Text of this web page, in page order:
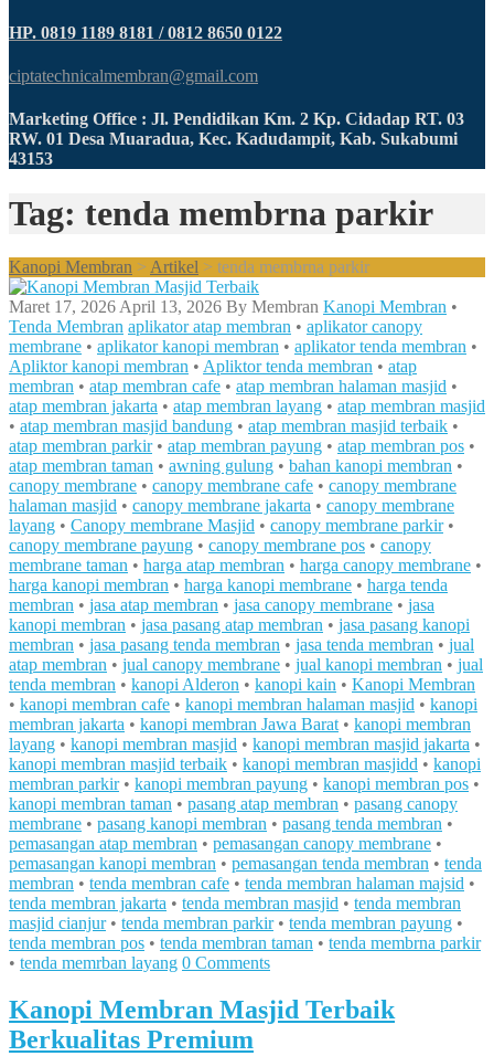
HP. 0819 1189 8181 / 0812 8650 0122
ciptatechnicalmembran@gmail.com
Marketing Office : Jl. Pendidikan Km. 2 Kp. Cidadap RT. 03
RW. 01 Desa Muaradua, Kec. Kadudampit, Kab. Sukabumi
43153
Tag: tenda membrna parkir
Kanopi Membran > Artikel > tenda membrna parkir
Maret 17, 2026 April 13, 2026 By Membran Kanopi Membran •
Tenda Membran aplikator atap membran • aplikator canopy
membrane • aplikator kanopi membran • aplikator tenda membran •
Apliktor kanopi membran • Apliktor tenda membran • atap
membran • atap membran cafe • atap membran halaman masjid •
atap membran jakarta • atap membran layang • atap membran masjid
• atap membran masjid bandung • atap membran masjid terbaik •
atap membran parkir• atap membran payung • atap membran pos •
atap membran taman • awning gulung • bahan kanopi membran •
canopy membrane • canopy membrane cafe • canopy membrane
halaman masjid • canopy membrane jakarta • canopy membrane
layang • Canopy membrane Masjid • canopy membrane parkir•
canopy membrane payung • canopy membrane pos • canopy
membrane taman • harga atap membran • harga canopy membrane •
harga kanopi membran • harga kanopi membrane • harga tenda
membran • jasa atap membran • jasa canopy membrane • jasa
kanopi membran • jasa pasang atap membran • jasa pasang kanopi
membran • jasa pasang tenda membran • jasa tenda membran • jual
atap membran • jual canopy membrane • jual kanopi membran • jual
tenda membran • kanopi Alderon • kanopi kain • Kanopi Membran
• kanopi membran cafe • kanopi membran halaman masjid • kanopi
membran jakarta • kanopi membran Jawa Barat • kanopi membran
layang • kanopi membran masjid • kanopi membran masjid jakarta •
kanopi membran masjid terbaik • kanopi membran masjidd • kanopi
membran parkir• kanopi membran payung • kanopi membran pos •
kanopi membran taman • pasang atap membran • pasang canopy
membrane • pasang kanopi membran • pasang tenda membran •
pemasangan atap membran • pemasangan canopy membrane •
pemasangan kanopi membran • pemasangan tenda membran • tenda
membran • tenda membran cafe • tenda membran halaman majsid •
tenda membran jakarta • tenda membran masjid • tenda membran
masjid cianjur• tenda membran parkir• tenda membran payung •
tenda membran pos • tenda membran taman • tenda membrna parkir
• tenda memrban layang 0 Comments
Kanopi Membran Masjid Terbaik
Berkualitas Premium